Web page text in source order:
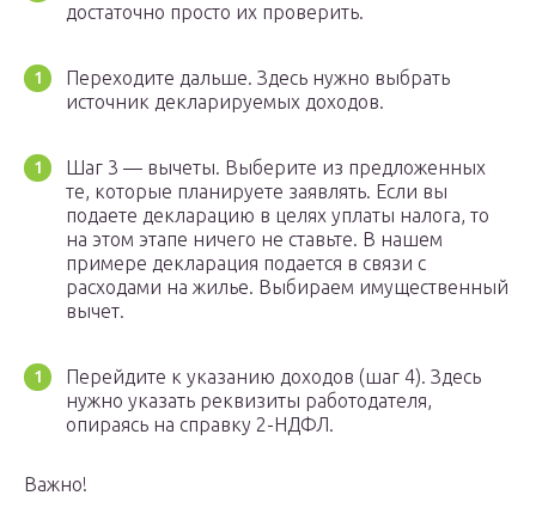
достаточно просто их проверить.
Переходите дальше. Здесь нужно выбрать
источник декларируемых доходов.
Шаг 3 — вычеты. Выберите из предложенных
те, которые планируете заявлять. Если вы
подаете декларацию в целях уплаты налога, то
на этом этапе ничего не ставьте. В нашем
примере декларация подается в связи с
расходами на жилье. Выбираем имущественный
вычет.
Перейдите к указанию доходов (шаг 4). Здесь
нужно указать реквизиты работодателя,
опираясь на справку 2-НДФЛ.
Важно!